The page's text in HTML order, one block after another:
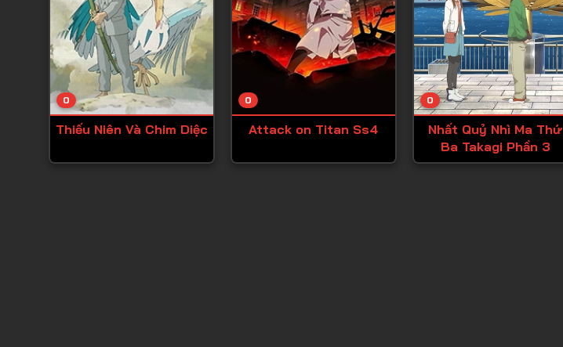
Tập 23
Tập 24
Tập 25
Tập 26
Tập 28
0
Thiếu Niên Và Chim Diệc
0
Attack on Titan Ss4
0
Nhất Quỷ Nhì Ma Thứ
Ba Takagi Phần 3